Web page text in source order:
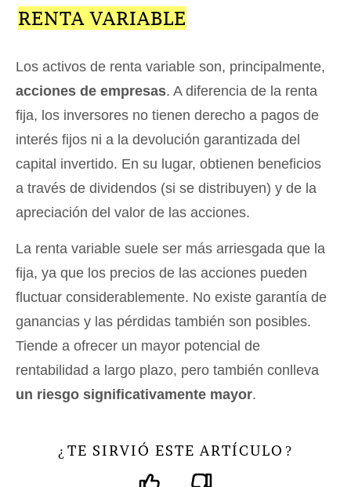
RENTA VARIABLE
Los activos de renta variable son, principalmente,
acciones de empresas. A diferencia de la renta
fija, los inversores no tienen derecho a pagos de
interés fijos ni a la devolución garantizada del
capital invertido. En su lugar, obtienen beneficios
a través de dividendos (si se distribuyen) y de la
apreciación del valor de las acciones.
La renta variable suele ser más arriesgada que la
fija, ya que los precios de las acciones pueden
fluctuar considerablemente. No existe garantía de
ganancias y las pérdidas también son posibles.
Tiende a ofrecer un mayor potencial de
rentabilidad a largo plazo, pero también conlleva
un riesgo significativamente mayor.
¿ TE SIRVIÓ ESTE ARTÍCULO ?